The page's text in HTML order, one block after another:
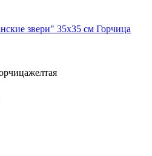
звери" 35х35 см Горчица